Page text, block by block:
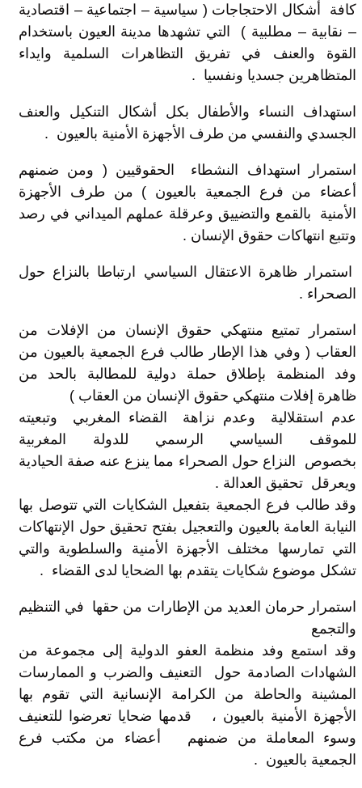
كافة أشكال الاحتجاجات ( سياسية – اجتماعية – اقتصادية
– نقابية – مطلبية ) التي تشهدها مدينة العيون باستخدام
القوة والعنف في تفريق التظاهرات السلمية وايداء
المتظاهرين جسديا ونفسيا .
استهداف النساء والأطفال بكل أشكال التنكيل والعنف
الجسدي والنفسي من طرف الأجهزة الأمنية بالعيون .
استمرار استهداف النشطاء الحقوقيين ( ومن ضمنهم
أعضاء من فرع الجمعية بالعيون ) من طرف الأجهزة
الأمنية بالقمع والتضييق وعرقلة عملهم الميداني في رصد
وتتبع انتهاكات حقوق الإنسان .
استمرار ظاهرة الاعتقال السياسي ارتباطا بالنزاع حول
الصحراء .
استمرار تمتيع منتهكي حقوق الإنسان من الإفلات من
العقاب ( وفي هذا الإطار طالب فرع الجمعية بالعيون من
وفد المنظمة بإطلاق حملة دولية للمطالبة بالحد من
ظاهرة إفلات منتهكي حقوق الإنسان من العقاب )
عدم استقلالية وعدم نزاهة القضاء المغربي وتبعيته
للموقف السياسي الرسمي للدولة المغربية
بخصوص النزاع حول الصحراء مما ينزع عنه صفة الحيادية
ويعرقل تحقيق العدالة .
وقد طالب فرع الجمعية بتفعيل الشكايات التي تتوصل بها
النيابة العامة بالعيون والتعجيل بفتح تحقيق حول الإنتهاكات
التي تمارسها مختلف الأجهزة الأمنية والسلطوية والتي
تشكل موضوع شكايات يتقدم بها الضحايا لدى القضاء .
استمرار حرمان العديد من الإطارات من حقها في التنظيم
والتجمع
وقد استمع وفد منظمة العفو الدولية إلى مجموعة من
الشهادات الصادمة حول التعنيف والضرب و الممارسات
المشينة والحاطة من الكرامة الإنسانية التي تقوم بها
الأجهزة الأمنية بالعيون ، قدمها ضحايا تعرضوا للتعنيف
وسوء المعاملة من ضمنهم أعضاء من مكتب فرع
الجمعية بالعيون .